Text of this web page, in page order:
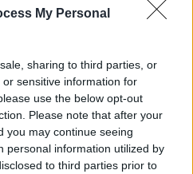
My Personal
sharing to third parties, or
sensitive information for
use the below opt-out
Please note that after your
you may continue seeing
personal information utilized by
to third parties prior to